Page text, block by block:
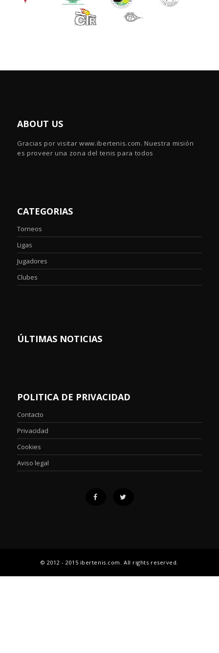
ABOUT US
Gracias por visitar www.ibertenis.com. Nuestra misión
es proveer una zona del tenis para todos
CATEGORIAS
Torneos
Ligas
Jugadores
Clubes
ÚLTIMAS NOTICIAS
POLITICA DE PRIVACIDAD
Contacto
Privacidad
Cookies
Aviso legal
© 2012 - 2015 ibertenis.com. All rights reserved.